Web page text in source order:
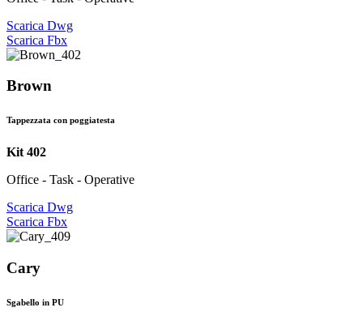
Scarica Dwg
Scarica Fbx
Brown
Tappezzata con poggiatesta
Kit 402
Office - Task - Operative
Scarica Dwg
Scarica Fbx
Cary
Sgabello in PU